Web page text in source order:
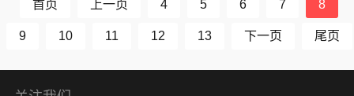
儿，是我小时候看《西游记》...
首页 上一页 4 5 6 7 8
9 10 11 12 13 下一页 尾页